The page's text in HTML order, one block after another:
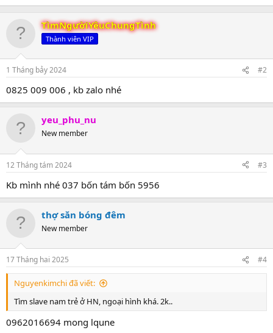
TìmNgườiYêuChungTình
Thành viên VIP
1 Tháng bảy 2024 #2
0825 009 006 , kb zalo nhé
yeu_phu_nu
New member
12 Tháng tám 2024 #3
Kb mình nhé 037 bốn tám bốn 5956
thợ săn bóng đêm
New member
17 Tháng hai 2025 #4
Nguyenkimchi đã viết:
Tìm slave nam trẻ ở HN, ngoại hình khá. 2k..
0962016694 mong lqune